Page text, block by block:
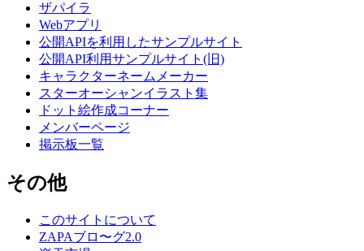
ザパイラ
Webアプリ
公開APIを利用したサンプルサイト
公開API利用サンプルサイト(旧)
キャラクターネームメーカー
スターオーシャンイラスト集
ドット絵作成コーナー
メンバーページ
掲示板一覧
その他
このサイトについて
ZAPAブロ〜グ2.0